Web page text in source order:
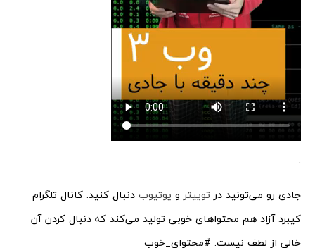
.
جادی رو می‌تونید در توییترو یوتیوب دنبال کنید. کانال تلگرام
کیبرد آزاد هم محتواهای خوبی تولید می‌کند که دنبال کردن آن
خالی از لطف نیست. #محتوای_خوب